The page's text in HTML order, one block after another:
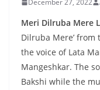
December 27, 2022
Meri Dilruba Mere
Dilruba Mere’ from
the voice of Lata
Mangeshkar. The
Bakshi while the